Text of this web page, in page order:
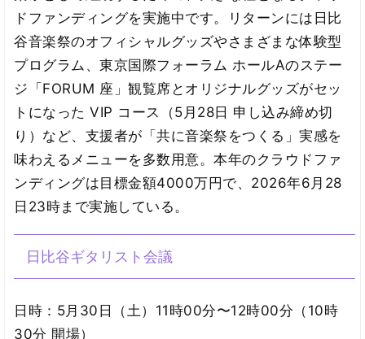
ドファンディングを実施中です。リターンには日比
谷音楽祭のオフィシャルグッズやさまざまな体験型
プログラム、東京国際フォーラム ホールAのステー
ジ「FORUM 座」観覧席とオリジナルグッズがセッ
トになった VIP コース（5月28日 申し込み締め切
り）など、支援者が「共に音楽祭をつくる」実感を
味わえるメニューを多数用意。本年のクラウドファ
ンディングは目標金額4000万円で、2026年6月28
日23時まで実施している。
日比谷ギタリスト会議
日時：5月30日（土）11時00分〜12時00分（10時
30分 開場）